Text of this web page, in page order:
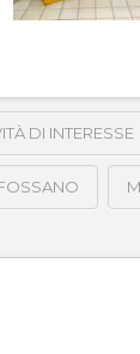
DI INTERESSE